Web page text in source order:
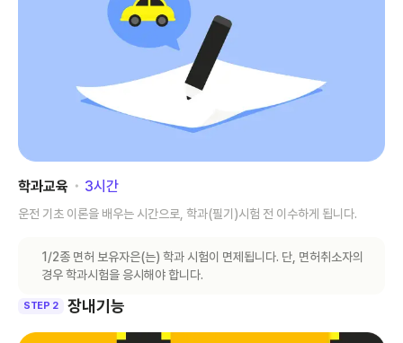
학과교육 ･ 3시간
운전 기초 이론을 배우는 시간으로, 학과(필기)시험 전 이수하게 됩니다.
1/2종 면허 보유자은(는) 학과 시험이 면제됩니다. 단, 면허취소자의
경우 학과시험을 응시해야 합니다.
STEP 2 장내기능